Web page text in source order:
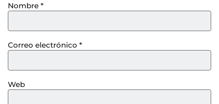
Nombre *
Correo electrónico *
Web